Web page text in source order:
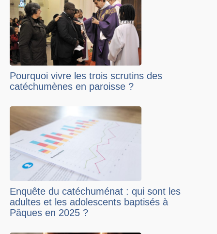
Pourquoi vivre les trois scrutins des
catéchumènes en paroisse ?
Enquête du catéchuménat : qui sont les
adultes et les adolescents baptisés à
Pâques en 2025 ?